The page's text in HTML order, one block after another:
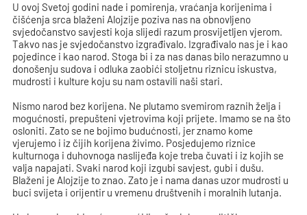
U ovoj Svetoj godini nade i pomirenja, vraćanja korijenima i
čišćenja srca blaženi Alojzije poziva nas na obnovljeno
svjedočanstvo savjesti koja slijedi razum prosvijetljen vjerom.
Takvo nas je svjedočanstvo izgrađivalo. Izgrađivalo nas je i kao
pojedince i kao narod. Stoga bi i za nas danas bilo nerazumno u
donošenju sudova i odluka zaobići stoljetnu riznicu iskustva,
mudrosti i kulture koju su nam ostavili naši stari.
Nismo narod bez korijena. Ne plutamo svemirom raznih želja i
mogućnosti, prepušteni vjetrovima koji prijete. Imamo se na što
osloniti. Zato se ne bojimo budućnosti, jer znamo kome
vjerujemo i iz čijih korijena živimo. Posjedujemo riznice
kulturnoga i duhovnoga naslijeđa koje treba čuvati i iz kojih se
valja napajati. Svaki narod koji izgubi savjest, gubi i dušu.
Blaženi je Alojzije to znao. Zato je i nama danas uzor mudrosti u
buci svijeta i orijentir u vremenu društvenih i moralnih lutanja.